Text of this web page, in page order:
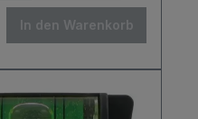
In den Warenkorb